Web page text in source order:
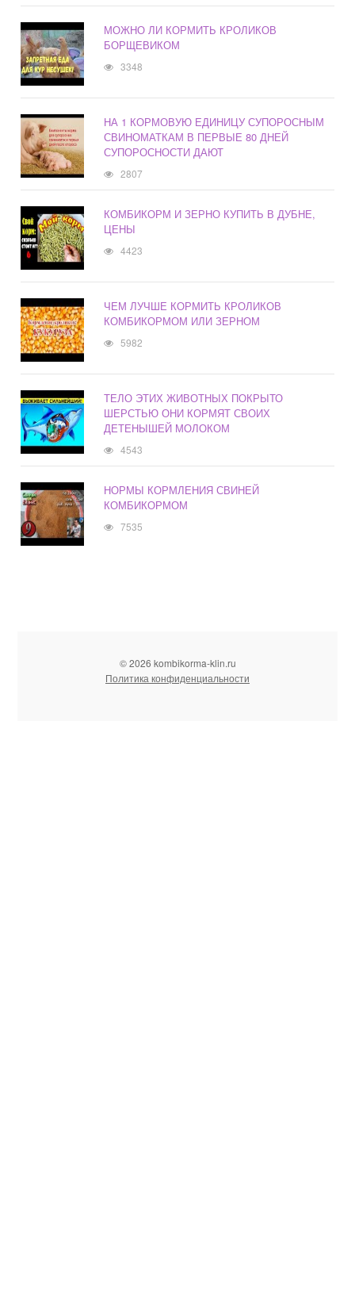
МОЖНО ЛИ КОРМИТЬ КРОЛИКОВ
БОРЩЕВИКОМ
3348
НА 1 КОРМОВУЮ ЕДИНИЦУ СУПОРОСНЫМ
СВИНОМАТКАМ В ПЕРВЫЕ 80 ДНЕЙ
СУПОРОСНОСТИ ДАЮТ
2807
КОМБИКОРМ И ЗЕРНО КУПИТЬ В ДУБНЕ,
ЦЕНЫ
4423
ЧЕМ ЛУЧШЕ КОРМИТЬ КРОЛИКОВ
КОМБИКОРМОМ ИЛИ ЗЕРНОМ
5982
ТЕЛО ЭТИХ ЖИВОТНЫХ ПОКРЫТО
ШЕРСТЬЮ ОНИ КОРМЯТ СВОИХ
ДЕТЕНЫШЕЙ МОЛОКОМ
4543
НОРМЫ КОРМЛЕНИЯ СВИНЕЙ
КОМБИКОРМОМ
7535
© 2026 kombikorma-klin.ru
Политика конфиденциальности